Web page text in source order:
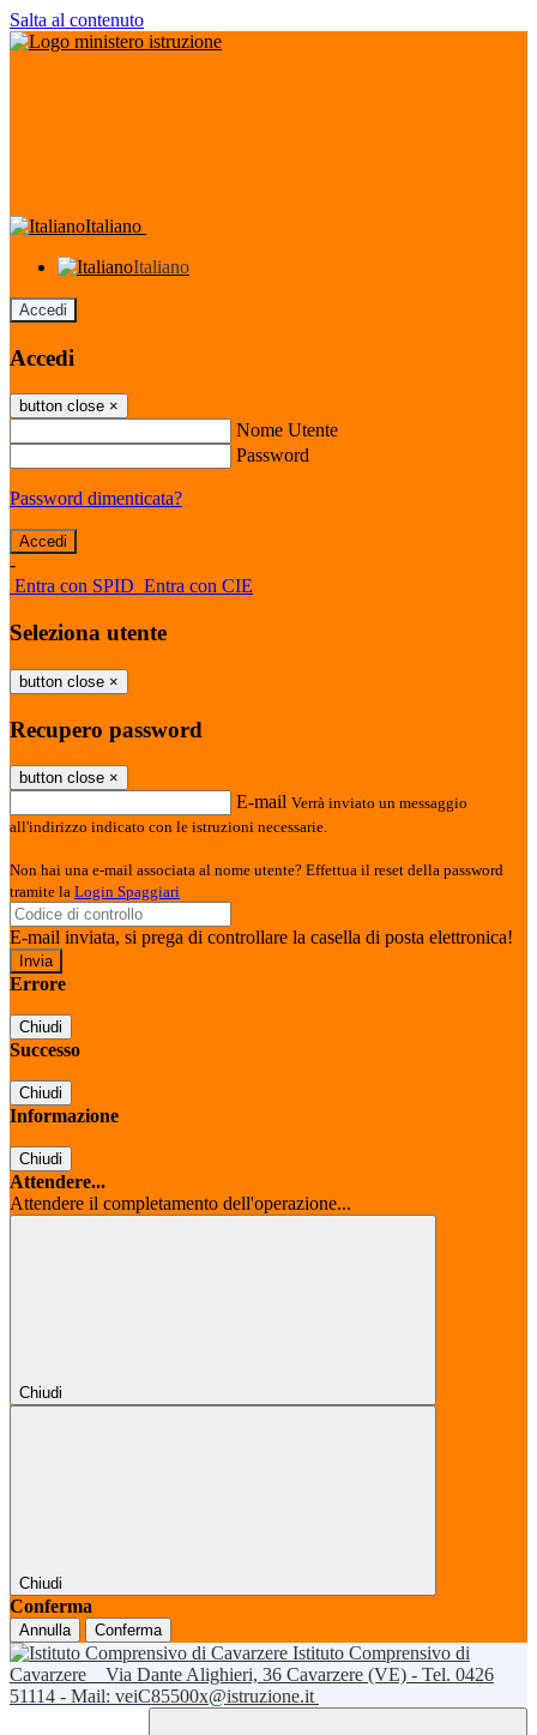
Salta al contenuto
Italiano
Italiano
Accedi
Accedi
button close ×
Nome Utente
Password
Password dimenticata?
-
Entra con SPID Entra con CIE
Seleziona utente
button close ×
Recupero password
button close ×
E-mail Verrà inviato un messaggio
all'indirizzo indicato con le istruzioni necessarie.
Non hai una e-mail associata al nome utente? Effettua il reset della password
tramite la Login Spaggiari
E-mail inviata, si prega di controllare la casella di posta elettronica!
Errore
Chiudi
Successo
Chiudi
Informazione
Chiudi
Attendere...
Attendere il completamento dell'operazione...
Chiudi
Chiudi
Conferma
Annulla Conferma
Istituto Comprensivo di
Cavarzere
Via Dante Alighieri, 36 Cavarzere (VE) - Tel. 0426
51114 - Mail: veiC85500x@istruzione.it